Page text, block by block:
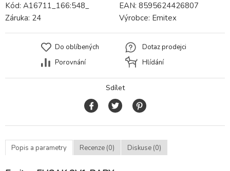
Kód: A16711_166:548_ EAN: 8595624426807
Záruka: 24 Výrobce: Emitex
Do oblíbených
Porovnání
Dotaz prodejci
Hlídání
Sdílet
Popis a parametry Recenze (0) Diskuse (0)